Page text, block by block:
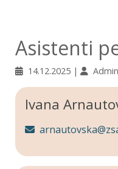
Asistenti
14.12.2025
Ivana